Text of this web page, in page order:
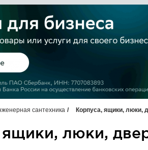
сантехника Корпуса, ящики, люки,
люки,